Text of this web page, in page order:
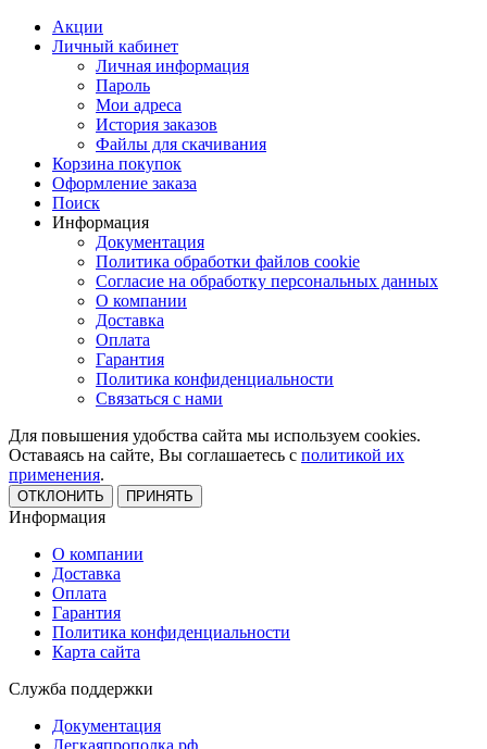
Акции
Личный кабинет
Личная информация
Пароль
Мои адреса
История заказов
Файлы для скачивания
Корзина покупок
Оформление заказа
Поиск
Информация
Документация
Политика обработки файлов cookie
Согласие на обработку персональных данных
О компании
Доставка
Оплата
Гарантия
Политика конфиденциальности
Связаться с нами
Для повышения удобства сайта мы используем cookies.
Оставаясь на сайте, Вы соглашаетесь с политикой их
применения.
ОТКЛОНИТЬ ПРИНЯТЬ
Информация
О компании
Доставка
Оплата
Гарантия
Политика конфиденциальности
Карта сайта
Служба поддержки
Документация
Легкаяпрополка.рф